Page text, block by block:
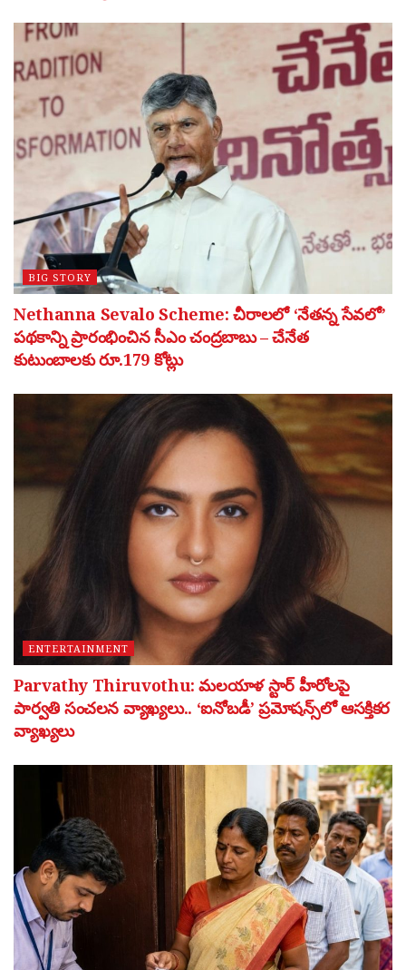
BIG STORY
Nethanna Sevalo Scheme: చీరాలలో ‘నేతన్న సేవలో’
పథకాన్ని ప్రారంభించిన సీఎం చంద్రబాబు – చేనేత
కుటుంబాలకు రూ.179 కోట్లు
ENTERTAINMENT
Parvathy Thiruvothu: మలయాళ స్టార్ హీరోలపై
పార్వతి సంచలన వ్యాఖ్యలు.. ‘ఐనోబడీ’ ప్రమోషన్స్‌లో ఆసక్తికర
వ్యాఖ్యలు